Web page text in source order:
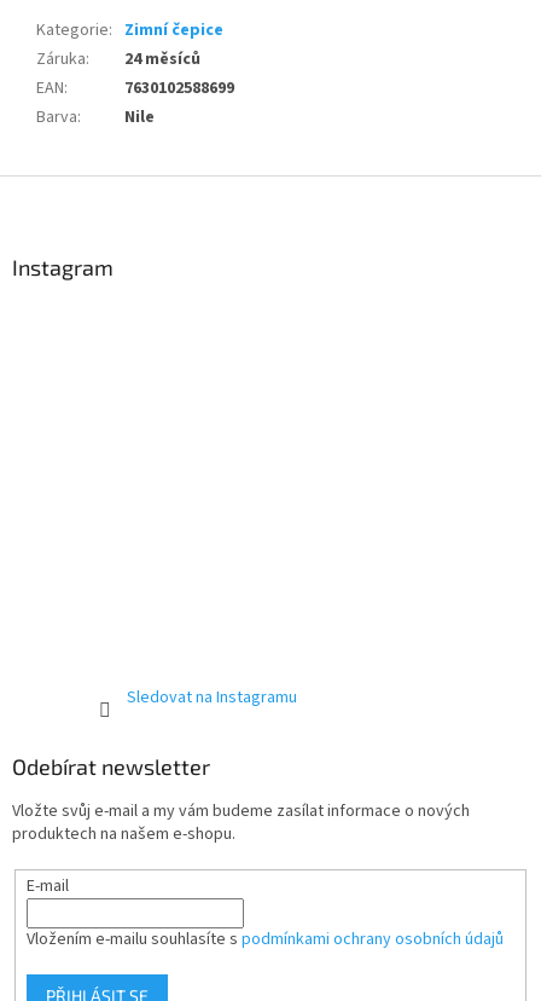
Kategorie: Zimní čepice
Záruka:
24 měsíců
EAN:
7630102588699
Barva: Nile
Instagram
Sledovat na Instagramu
Odebírat newsletter
Vložte svůj e-mail a my vám budeme zasílat informace o nových
produktech na našem e-shopu.
E-mail
Vložením e-mailu souhlasíte s podmínkami ochrany osobních údajů
PŘIHLÁSIT SE